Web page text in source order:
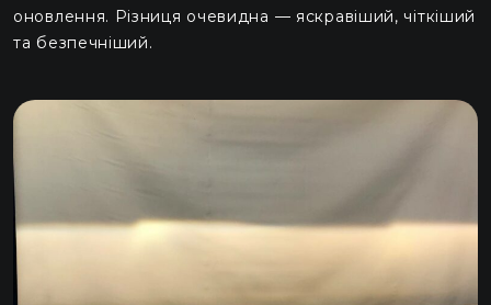
оновлення. Різниця очевидна — яскравіший, чіткіший
та безпечніший.